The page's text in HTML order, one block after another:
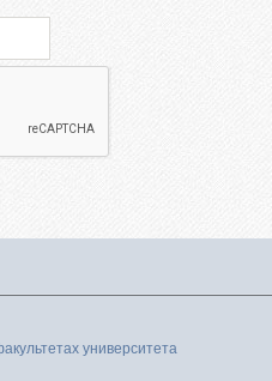
университета